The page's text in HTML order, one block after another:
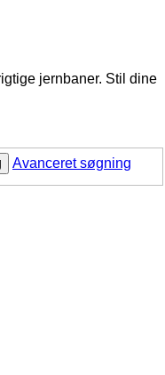
jernbaner. Stil dine
Avanceret søgning